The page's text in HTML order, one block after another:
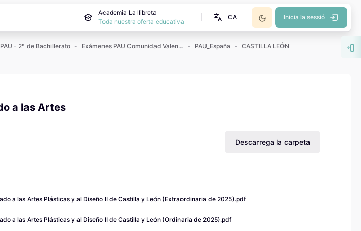
Academia La llibreta
Toda nuestra oferta educativa
CA Inicia la sessió
PAU - 2º de Bachillerato Exámenes PAU Comunidad Valenciana PAU_España
CASTILLA LEÓN
a las Artes
Descarrega la carpeta
a las Artes Plásticas y al Diseño II de Castilla y León (Extraordinaria de 2025).pdf
a las Artes Plásticas y al Diseño II de Castilla y León (Ordinaria de 2025).pdf